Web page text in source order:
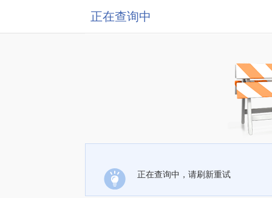
正在查询中
正在查询中，请刷新重试